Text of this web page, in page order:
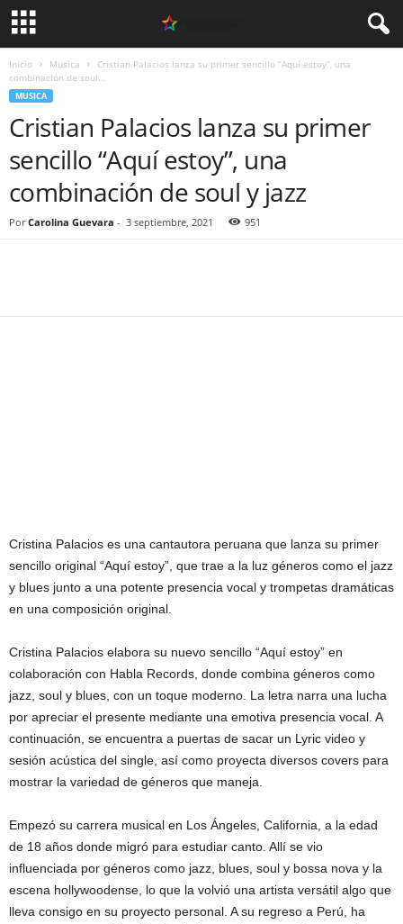
Inicio Musica
Cristian Palacios lanza su primer sencillo “Aquí estoy”, una
combinación de soul...
MUSICA
Cristian Palacios lanza su primer
sencillo “Aquí estoy”, una
combinación de soul y jazz
Por Carolina Guevara - 3 septiembre, 2021 951
Cristina Palacios es una cantautora peruana que lanza su primer
sencillo original “Aquí estoy”, que trae a la luz géneros como el jazz
y blues junto a una potente presencia vocal y trompetas dramáticas
en una composición original.
Cristina Palacios elabora su nuevo sencillo “Aquí estoy” en
colaboración con Habla Records, donde combina géneros como
jazz, soul y blues, con un toque moderno. La letra narra una lucha
por apreciar el presente mediante una emotiva presencia vocal. A
continuación, se encuentra a puertas de sacar un Lyric video y
sesión acústica del single, así como proyecta diversos covers para
mostrar la variedad de géneros que maneja.
Empezó su carrera musical en Los Ángeles, California, a la edad
de 18 años donde migró para estudiar canto. Allí se vio
influenciada por géneros como jazz, blues, soul y bossa nova y la
escena hollywoodense, lo que la volvió una artista versátil algo que
lleva consigo en su proyecto personal. A su regreso a Perú, ha